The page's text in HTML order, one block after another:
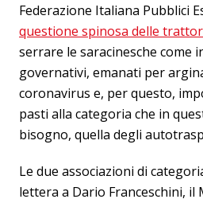
Federazione Italiana Pubblici
questione spinosa delle
serrare le saracinesche come
governativi, emanati per
coronavirus e, per questo,
pasti alla categoria che in
bisogno, quella degli
Le due associazioni di
lettera a Dario Franceschini, il